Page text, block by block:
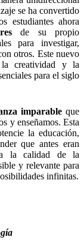
se ha convertido
estudiantes ahora
de su propio
para investigar,
otros. Este nuevo
la creatividad y la
para el siglo
imparableque
y enseñamos. Esta
la educación,
que antes eran
la calidad de la
y relevante para
infinitas.